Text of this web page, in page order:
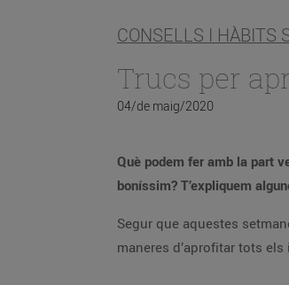
CONSELLS I HÀBITS
Trucs per
04/de maig/2020
Què podem fer amb la part
boníssim? T’expliquem
Segur que aquestes
maneres d’aprofitar tots